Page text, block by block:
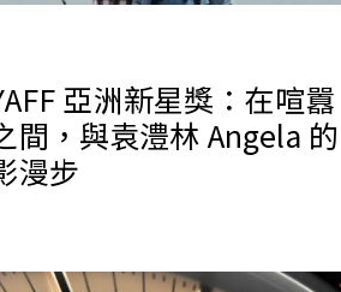
亞洲新星獎：在喧囂
間，與袁澧林 Angela 的
漫步